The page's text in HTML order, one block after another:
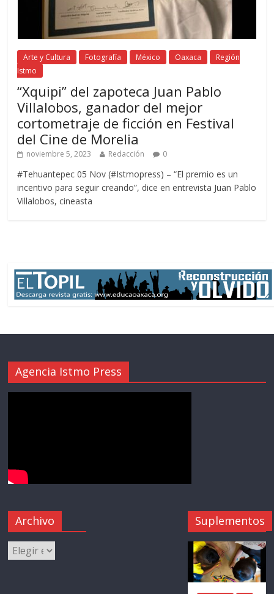
Arte y Cultura Fotografía México Oaxaca
Región
Istmo
“Xquipi” del zapoteca Juan Pablo
Villalobos, ganador del mejor
cortometraje de ficción en Festival
del Cine de Morelia
noviembre 5, 2023 Redacción 0
#Tehuantepec 05 Nov (#Istmopress) – “El premio es un
incentivo para seguir creando”, dice en entrevista Juan Pablo
Villalobos, cineasta
Agencia Istmo Press
Archivo Suplementos